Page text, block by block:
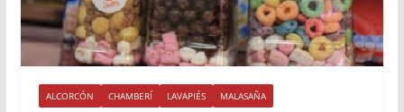
ALCORCÓN CHAMBERÍ LAVAPIÉS MALASAÑA